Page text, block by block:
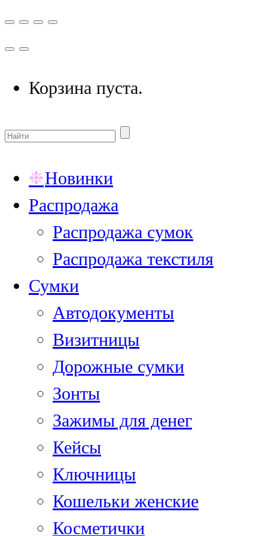
Корзина пуста.
Новинки
Распродажа
Распродажа сумок
Распродажа текстиля
Сумки
Автодокументы
Визитницы
Дорожные сумки
Зонты
Зажимы для денег
Кейсы
Ключницы
Кошельки женские
Косметички